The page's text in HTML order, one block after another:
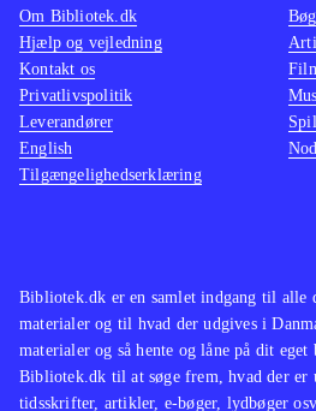
Bibliotek.dk er en samlet indgang til alle
materialer og til hvad der udgives i
materialer og så hente og låne på dit
Bibliotek.dk til at søge frem, hvad der er
tidsskrifter, artikler, e-bøger, lydbøger
Om Bibliotek.dk
Hjælp og vejledning
Kontakt os
Privatlivspolitik
Leverandører
English
Tilgængelighedserklæring
Spil